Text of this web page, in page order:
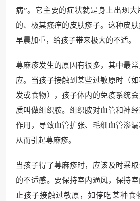
病”。它主要的症状就是身上出现
的、极其瘙痒的皮肤疹子。这种皮
早晨加重，给孩子带来极大的不适。
荨麻疹发生的原因有很多，其中最
应。当孩子接触到某些过敏原时（
发或食物），孩子体内的免疫系统
质叫做组织胺。组织胺对血管和神
作用，导致血管扩张、毛细血管渗漏
从而引起荨麻疹。
当孩子得了荨麻疹时，应该及时采
的不适感。要保持室内通风，保持
止孩子接触过敏原，如停吃某种食